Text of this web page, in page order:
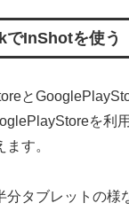
InShotを使う
と
を利
す。
タブレットの様